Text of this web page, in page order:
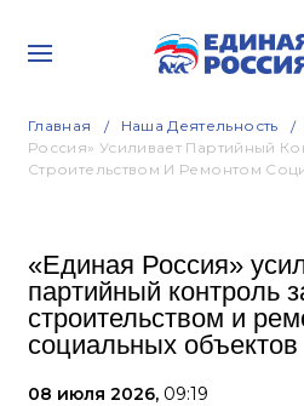
Главная Наша Деятельность
Россия» Усиливает Партийный
Строительством И Ремонтом
«Единая Россия»
партийный контроль
строительством и
социальных объектов
08 июля 2026, 09:19